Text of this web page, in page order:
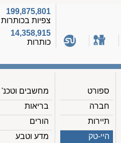
199,875,801
צפיות בכותרות
14,358,915
כותרות
ספורט
חברה
תיירות
היי-טק
מחשבים וטכנ'
בריאות
הורים
מדע וטבע